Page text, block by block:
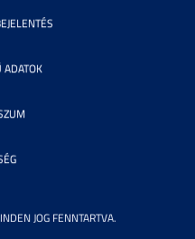
JOG FENNTARTVA.
ADATOK